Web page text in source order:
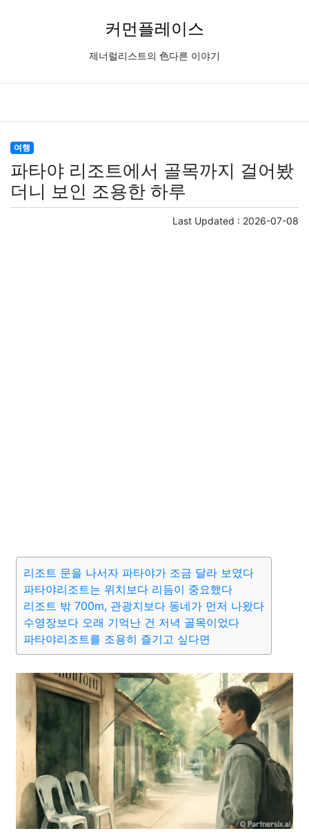
커먼플레이스
제너럴리스트의 色다른 이야기
여행
파타야 리조트에서 골목까지 걸어봤
더니 보인 조용한 하루
Last Updated : 2026-07-08
리조트 문을 나서자 파타야가 조금 달라 보였다
파타야리조트는 위치보다 리듬이 중요했다
리조트 밖 700m, 관광지보다 동네가 먼저 나왔다
수영장보다 오래 기억난 건 저녁 골목이었다
파타야리조트를 조용히 즐기고 싶다면